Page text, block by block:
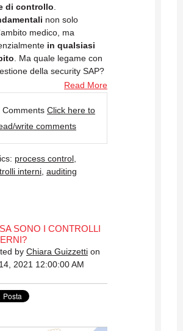
di controllo
non solo
medico, ma
in qualsiasi
. Ma quale legame con
della security SAP?
Read More
Comments Click here to
write comments
process control
interni auditing
SONO I CONTROLLI
by Chiara Guizzetti on
2021 12:00:00 AM